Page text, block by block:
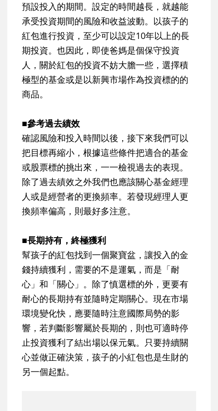
預設投入的期間。設定的時間越長，就越能
承受投資期間的風險和收益波動。以孩子的
紅包進行投資，至少可以設定10年以上的長
期投資。也因此，即使爸媽是個保守投資
人，關於紅包的投資不妨大膽一些，選擇積
極型的基金或是以新興市場作為投資標的的
商品。
■參考過去績效
確認風險和投入時間以後，接下來我們可以
把目標再縮小，根據這些條件把適合的基金
或股票標的挑出來，一一檢視過去的表現。
除了過去績效之外我們也應該關心基金經理
人或是經營者的更換頻率。若發現經理人更
換頻率偏高，則最好多注意。
■長期持有，終極獲利
幫孩子的紅包找到一個聚寶盆，讓投入的金
錢持續獲利，需要的不是運氣，而是「耐
心」和「關心」。除了慎選標的外，更要有
耐心的長期持有並隨時定期關心。現在市場
環境變化快，應要隨時注意國際局勢的影
響，若判斷影響屬於長期的，則也可適時停
止投資獲利了結出場以保元氣。只要持續關
心並做正確決策，孩子的小紅包也是生財的
另一個起點。